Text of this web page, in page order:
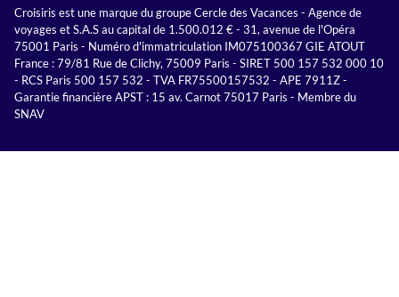
Croisiris est une marque du groupe Cercle des Vacances - Agence de
voyages et S.A.S au capital de 1.500.012 € - 31, avenue de l'Opéra
75001 Paris - Numéro d'immatriculation IM075100367 GIE ATOUT
France : 79/81 Rue de Clichy, 75009 Paris - SIRET 500 157 532 000 10
- RCS Paris 500 157 532 - TVA FR75500157532 - APE 7911Z -
Garantie financière APST : 15 av. Carnot 75017 Paris - Membre du
SNAV